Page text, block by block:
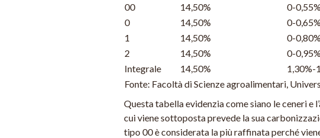
00
14,50% 0-0,55%
0
14,50% 0-0,65%
1
14,50% 0-0,80%
2
14,50% 0-0,95%
Integrale
14,50% 1,30%-
Fonte: Facoltà di Scienze agroalimentari,
Questa tabella evidenzia come siano le ceneri
cui viene sottoposta prevede la sua
tipo 00 è considerata la più raffinata perché